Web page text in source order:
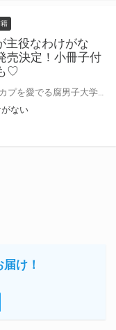
主役なわけがな
売決定！小冊子付
♡
ない
け！